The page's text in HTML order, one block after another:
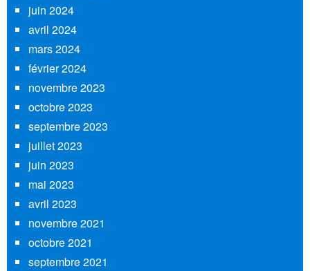
juin 2024
avril 2024
mars 2024
février 2024
novembre 2023
octobre 2023
septembre 2023
juillet 2023
juin 2023
mai 2023
avril 2023
novembre 2021
octobre 2021
septembre 2021